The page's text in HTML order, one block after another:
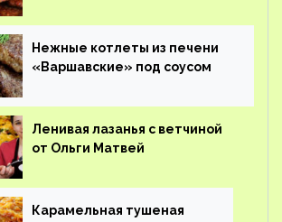
Нежные котлеты из печени
«Варшавские» под соусом
Ленивая лазанья с ветчиной
от Ольги Матвей
Карамельная тушеная